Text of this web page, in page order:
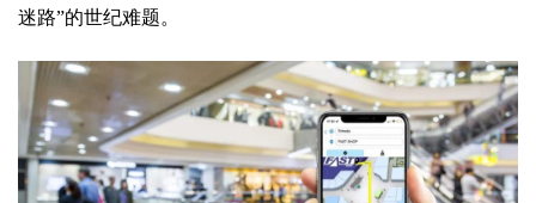
迷路”的世纪难题。